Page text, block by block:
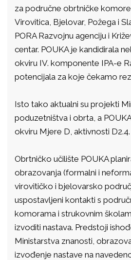
za područne obrtničke
Virovitica, Bjelovar, Požega i
PORA Razvojnu agenciju i
centar. POUKA je kandidirala
okviru IV. komponente IPA-e
potencijala za koje čekamo
Isto tako aktualni su projekti
poduzetništva i obrta, a
okviru Mjere D, aktivnosti
Obrtničko učilište POUKA
obrazovanja (formalni i
virovitičko i bjelovarsko
uspostavljeni kontakti s
komorama i strukovnim
izvoditi nastava. Predstoji
Ministarstva znanosti,
izvođenje nastave na